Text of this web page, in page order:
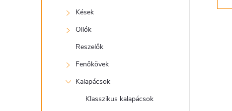
Kések
Ollók
Reszelők
Fenőkövek
Kalapácsok
Klasszikus kalapácsok